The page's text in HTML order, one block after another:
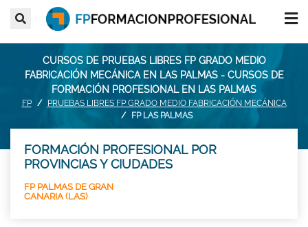
CURSOS DE PRUEBAS LIBRES FP GRADO MEDIO
FABRICACIÓN MECÁNICA EN LAS PALMAS - CURSOS DE
FORMACIÓN PROFESIONAL EN LAS PALMAS
FP
PRUEBAS LIBRES FP GRADO MEDIO FABRICACIÓN MECÁNICA
FP LAS PALMAS
FORMACIÓN PROFESIONAL POR
PROVINCIAS Y CIUDADES
FP PALMAS DE GRAN
CANARIA (LAS)